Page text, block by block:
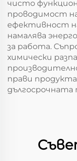
чисто
проводимост
ефективност
намалява
за работа.
химически
прави